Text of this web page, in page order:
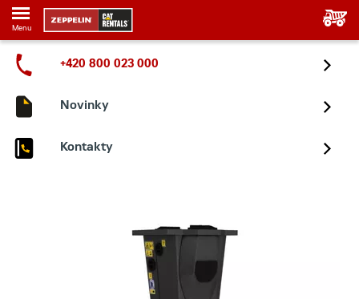
Menu
+420 800 023 000
Novinky
Kontakty